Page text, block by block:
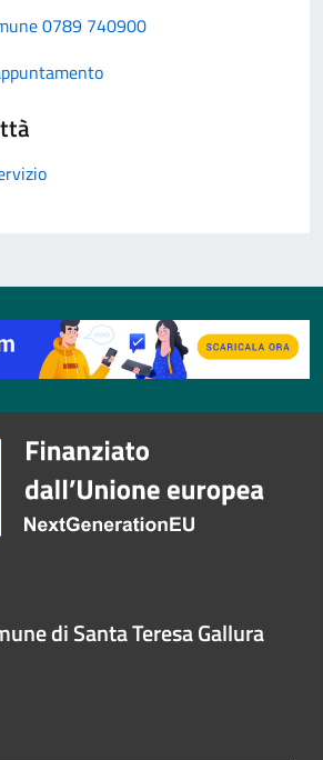
0789 740900
di Santa Teresa Gallura